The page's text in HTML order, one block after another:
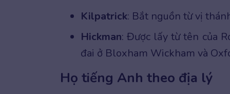
Kilpatrick: Bắt nguồn từ vị
Hickman: Được lấy từ tên của
đai ở Bloxham Wickham và
Họ tiếng Anh theo địa lý